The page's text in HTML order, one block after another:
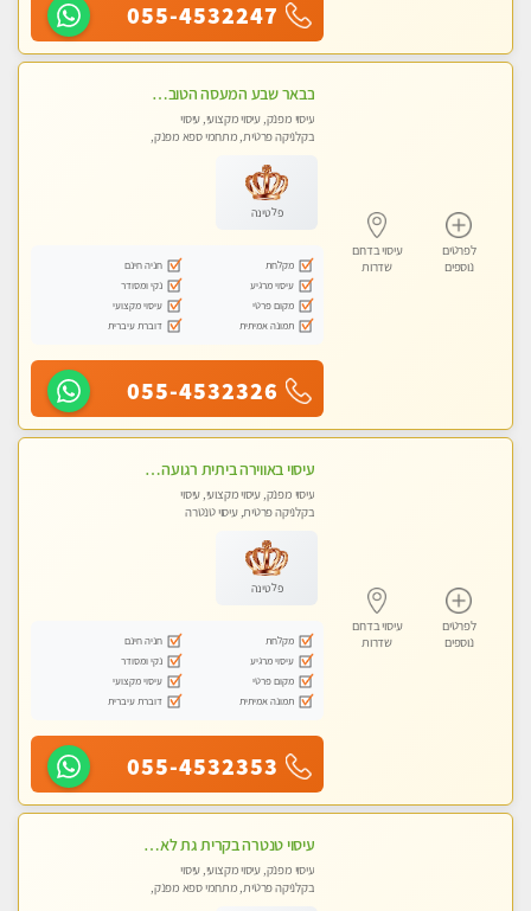
055-4532247
לפרטים
נוספים
עיסוי בדרום
שדרות
בבאר שבע המעסה הטובה בעיר..
עיסוי מפנק, עיסוי מקצועי, עיסוי
בקלניקה פרטית, מתחמי ספא מפנק,
פלטינה
מקלחת
חניה חינם
עיסוי מרגיע
נקי ומסודר
מקום פרטי
עיסוי מקצועי
תמונה אמיתית
דוברת עיברית
055-4532326
לפרטים
נוספים
עיסוי בדרום
שדרות
עיסוי באווירה ביתית רגועה שקט , עיסוי ספורטיבי משחרר לכל הגוף. מעסה אלופה לעיסוי מפנק מומלץ מאוד ....פרטי!! ללא מין !!
עיסוי מפנק, עיסוי מקצועי, עיסוי
בקלניקה פרטית, עיסוי טנטרה
פלטינה
מקלחת
חניה חינם
עיסוי מרגיע
נקי ומסודר
מקום פרטי
עיסוי מקצועי
תמונה אמיתית
דוברת עיברית
055-4532353
עיסוי טנטרה בקרית גת לא מה שחשבת הרבה יותר ממה שדמיינת פרטי!!! Highly recommended
עיסוי מפנק, עיסוי מקצועי, עיסוי
בקלניקה פרטית, מתחמי ספא מפנק,